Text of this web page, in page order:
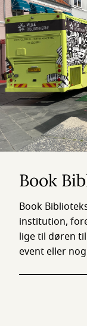
Book
Book
institution,
lige til døren
event eller